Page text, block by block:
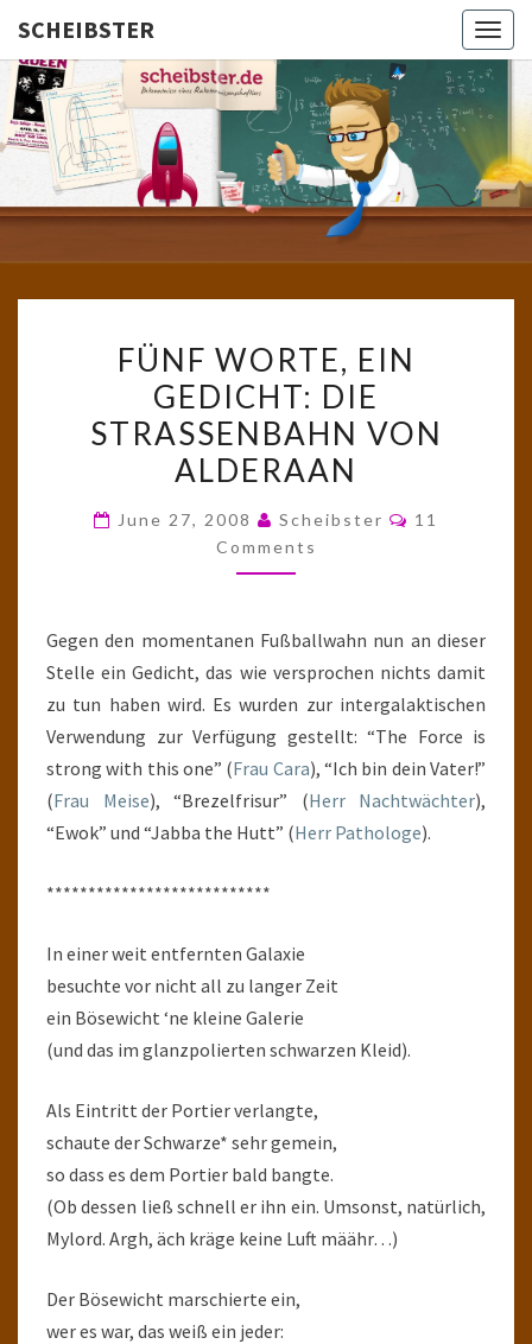
SCHEIBSTER
Gutbürgerliche
Reime Und
Mehr! In
Blogform.
School!
WORTE,
EIN
GEDICHT:
DIE
ON A
LDERAAN
FÜNF WORTE, EIN
GEDICHT: DIE
STRASSENBAHN VON A
LDERAAN
June 27, 2008 Scheibster Comments
11
Comments
Gegen den momentanen Fußballwahn nun an dieser
Stelle ein Gedicht, das wie versprochen nichts damit
zu tun haben wird. Es wurden zur intergalaktischen
Verwendung zur Verfügung gestellt: “The Force is
strong with this one” (Frau Cara), “Ich bin dein Vater!”
(Frau Meise), “Brezelfrisur” (Herr Nachtwächter),
“Ewok” und “Jabba the Hutt” (Herr Pathologe).
***************************
In einer weit entfernten Galaxie
besuchte vor nicht all zu langer Zeit
ein Bösewicht ‘ne kleine Galerie
(und das im glanzpolierten schwarzen Kleid).
Als Eintritt der Portier verlangte,
schaute der Schwarze* sehr gemein,
so dass es dem Portier bald bangte.
(Ob dessen ließ schnell er ihn ein. Umsonst, natürlich,
Mylord. Argh, äch kräge keine Luft määhr…)
Der Bösewicht marschierte ein,
wer es war, das weiß ein jeder: